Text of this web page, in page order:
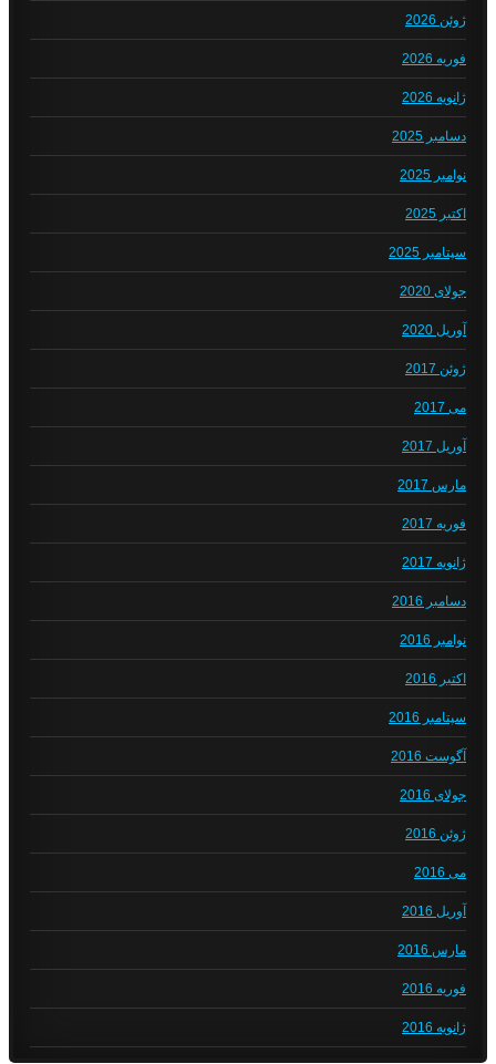
ژوئن 2026
فوریه 2026
ژانویه 2026
دسامبر 2025
نوامبر 2025
اکتبر 2025
سپتامبر 2025
جولای 2020
آوریل 2020
ژوئن 2017
می 2017
آوریل 2017
مارس 2017
فوریه 2017
ژانویه 2017
دسامبر 2016
نوامبر 2016
اکتبر 2016
سپتامبر 2016
آگوست 2016
جولای 2016
ژوئن 2016
می 2016
آوریل 2016
مارس 2016
فوریه 2016
ژانویه 2016